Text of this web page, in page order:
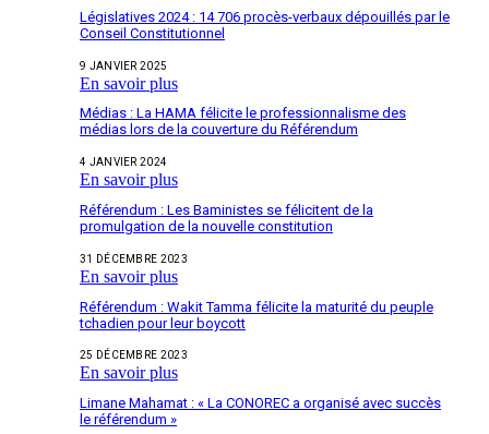
Législatives 2024 : 14 706 procès-verbaux dépouillés par le
Conseil Constitutionnel
9 JANVIER 2025
En savoir plus
Médias : La HAMA félicite le professionnalisme des
médias lors de la couverture du Référendum
4 JANVIER 2024
En savoir plus
Référendum : Les Baministes se félicitent de la
promulgation de la nouvelle constitution
31 DÉCEMBRE 2023
En savoir plus
Référendum : Wakit Tamma félicite la maturité du peuple
tchadien pour leur boycott
25 DÉCEMBRE 2023
En savoir plus
Limane Mahamat : « La CONOREC a organisé avec succès
le référendum »